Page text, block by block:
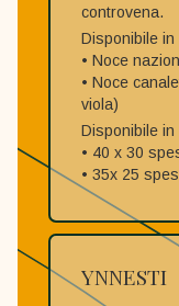
controvena.
Disponibile
• Noce
• Noce
viola)
Disponibile in
• 40 x 30
• 35x 25
YNNESTI